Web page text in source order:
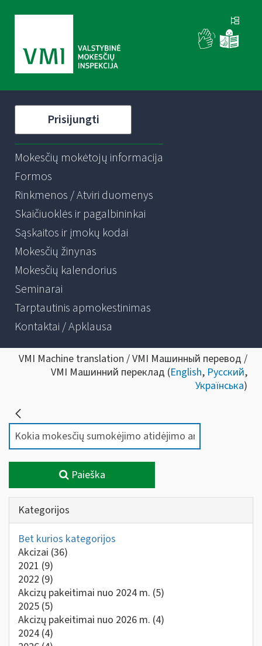
Prisijungti
Mokesčių mokėtojų informacija
Formos
Rinkmenos / Atviri duomenys
Skaičiuoklės ir pagalbininkai
Sąskaitos ir įmokų kodai
Mokesčių žinynas
Mokesčių kalendorius
Seminarai
Tarptautinis apmokestinimas
Kontaktai / Apklausa
VMI Machine translation / VMI Машинный перевод /
VMI Машинний переклад (English, Русский,
Українська)
Paieška
Kategorijos
Bet kurios kategorijos
Akcizai (36)
2021 (9)
2022 (9)
Akcizų pakeitimai nuo 2024 m. (5)
2025 (5)
Akcizų pakeitimai nuo 2026 m. (4)
2024 (4)